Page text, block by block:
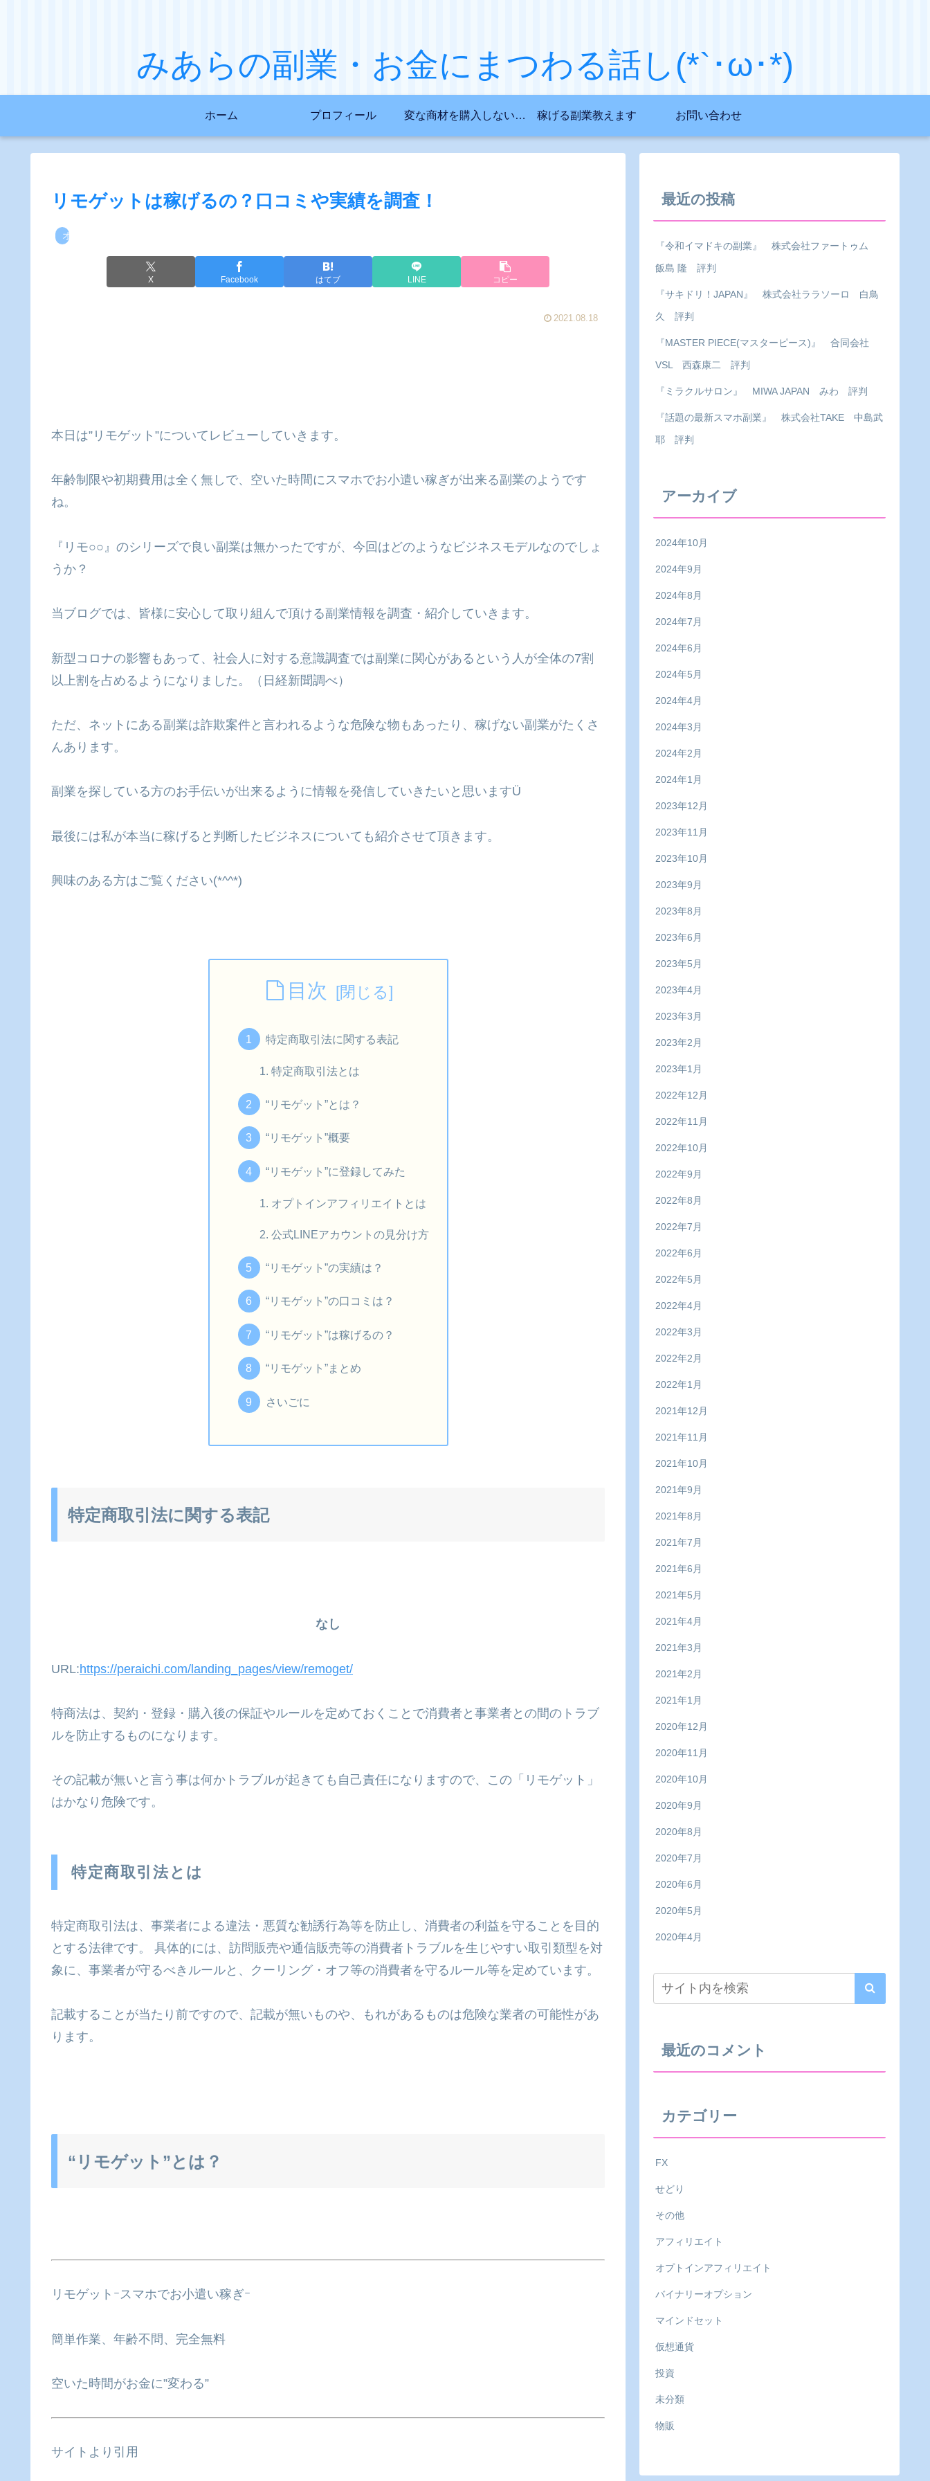
みあらの副業・お金にまつわる話し(*`･ω･*)
ホーム プロフィール 変な商材を購入しない為に… 稼げる副業教えます お問い合わせ
リモゲットは稼げるの？口コミや実績を調査！
オプトインアフィリエイト
X Facebook はてブ LINE コピー
2021.08.18
本日は”リモゲット”についてレビューしていきます。
年齢制限や初期費用は全く無しで、空いた時間にスマホでお小遣い稼ぎが出来る副業のようです
ね。
『リモ○○』のシリーズで良い副業は無かったですが、今回はどのようなビジネスモデルなのでしょ
うか？
当ブログでは、皆様に安心して取り組んで頂ける副業情報を調査・紹介していきます。
新型コロナの影響もあって、社会人に対する意識調査では副業に関心があるという人が全体の7割
以上割を占めるようになりました。（日経新聞調べ）
ただ、ネットにある副業は詐欺案件と言われるような危険な物もあったり、稼げない副業がたくさ
んあります。
副業を探している方のお手伝いが出来るように情報を発信していきたいと思いますÜ
最後には私が本当に稼げると判断したビジネスについても紹介させて頂きます。
興味のある方はご覧ください(*^^*)
目次
特定商取引法に関する表記
特定商取引法とは
“リモゲット”とは？
“リモゲット”概要
“リモゲット”に登録してみた
オプトインアフィリエイトとは
公式LINEアカウントの見分け方
“リモゲット”の実績は？
“リモゲット”の口コミは？
“リモゲット”は稼げるの？
“リモゲット”まとめ
さいごに
特定商取引法に関する表記
なし
URL:https://peraichi.com/landing_pages/view/remoget/
特商法は、契約・登録・購入後の保証やルールを定めておくことで消費者と事業者との間のトラブ
ルを防止するものになります。
その記載が無いと言う事は何かトラブルが起きても自己責任になりますので、この「リモゲット」
はかなり危険です。
特定商取引法とは
特定商取引法は、事業者による違法・悪質な勧誘行為等を防止し、消費者の利益を守ることを目的
とする法律です。
具体的には、訪問販売や通信販売等の消費者トラブルを生じやすい取引類型を対
象に、事業者が守るべきルールと、クーリング・オフ等の消費者を守るルール等を定めています。
記載することが当たり前ですので、記載が無いものや、もれがあるものは危険な業者の可能性があ
ります。
“リモゲット”とは？
リモゲットｰスマホでお小遣い稼ぎｰ
簡単作業、年齢不問、完全無料
空いた時間がお金に”変わる”
サイトより引用
最近の投稿
『令和イマドキの副業』 株式会社ファートゥム
飯島 隆 評判
『サキドリ！JAPAN』 株式会社ララソーロ 白鳥
久 評判
『MASTER PIECE(マスターピース)』 合同会社
VSL 西森康二 評判
『ミラクルサロン』 MIWA JAPAN みわ 評判
『話題の最新スマホ副業』 株式会社TAKE 中島武
耶 評判
アーカイブ
2024年10月
2024年9月
2024年8月
2024年7月
2024年6月
2024年5月
2024年4月
2024年3月
2024年2月
2024年1月
2023年12月
2023年11月
2023年10月
2023年9月
2023年8月
2023年6月
2023年5月
2023年4月
2023年3月
2023年2月
2023年1月
2022年12月
2022年11月
2022年10月
2022年9月
2022年8月
2022年7月
2022年6月
2022年5月
2022年4月
2022年3月
2022年2月
2022年1月
2021年12月
2021年11月
2021年10月
2021年9月
2021年8月
2021年7月
2021年6月
2021年5月
2021年4月
2021年3月
2021年2月
2021年1月
2020年12月
2020年11月
2020年10月
2020年9月
2020年8月
2020年7月
2020年6月
2020年5月
2020年4月
最近のコメント
カテゴリー
FX
せどり
その他
アフィリエイト
オプトインアフィリエイト
バイナリーオプション
マインドセット
仮想通貨
投資
未分類
物販